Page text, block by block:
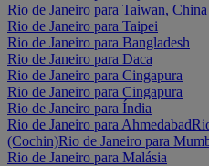
Rio de Janeiro para Taiwan, China
Rio de Janeiro para Taipei
Rio de Janeiro para Bangladesh
Rio de Janeiro para Daca
Rio de Janeiro para Cingapura
Rio de Janeiro para Cingapura
Rio de Janeiro para Índia
Rio de Janeiro para Ahmedabad
(Cochin)Rio de Janeiro para
Rio de Janeiro para Malásia